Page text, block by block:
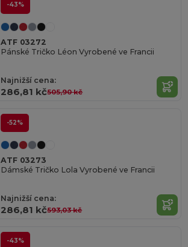
-43%
ATF 03272
Pánské Tričko Léon Vyrobené ve Francii
Najnižší cena:
286,81 kč505,90 kč
-52%
ATF 03273
Dámské Tričko Lola Vyrobené ve Francii
Najnižší cena:
286,81 kč593,03 kč
-43%